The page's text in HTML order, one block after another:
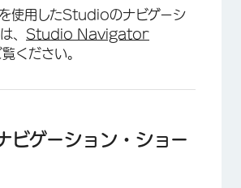
使用したStudioのナビゲーシ
、 Studio Navigator
覧ください。
ビゲーション・ショー